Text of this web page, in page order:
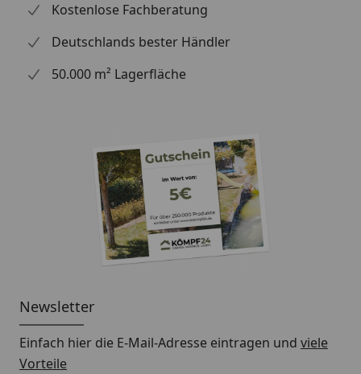
Kostenlose Fachberatung
Deutschlands bester Händler
50.000 m² Lagerfläche
Newsletter
Einfach hier die E-Mail-Adresse eintragen und viele
Vorteile